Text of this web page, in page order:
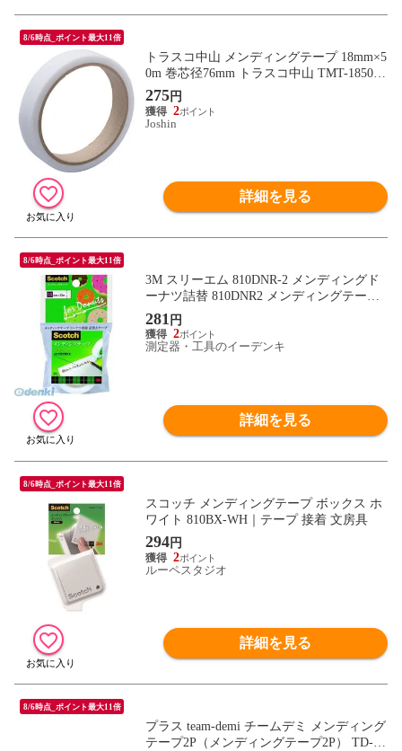
8/6時点_ポイント最大11倍
トラスコ中山 メンディングテープ 18mm×5
0m 巻芯径76mm トラスコ中山 TMT-1850A
【返品種別B】
275円
2
Joshin
詳細を見る
8/6時点_ポイント最大11倍
3M スリーエム 810DNR-2 メンディングド
ーナツ詰替 810DNR2 メンディングテープ
スコッチ ドーナツ詰替用
281 円
2
測定器・工具のイーデンキ
詳細を見る
8/6時点_ポイント最大11倍
スコッチ メンディングテープ ボックス ホ
ワイト 810BX-WH｜テープ 接着 文房具
294円
2
ルーペスタジオ
詳細を見る
8/6時点_ポイント最大11倍
プラス team-demi チームデミ メンディング
テープ2P（メンディングテープ2P） TD-00